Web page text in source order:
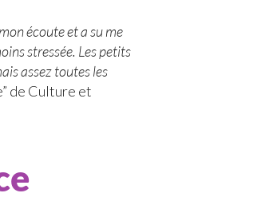
écoute et a su me
stressée. Les petits
assez toutes les
de Culture et